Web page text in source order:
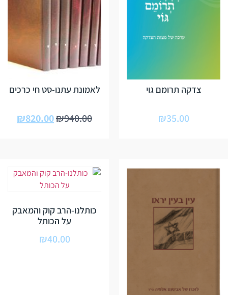
צדקה תרומם גוי
₪35.00
לאמונת עתנו-סט חי כרכים
₪940.00
₪820.00
כותלנו-הרב קוק והמאבק
על הכותל
₪40.00